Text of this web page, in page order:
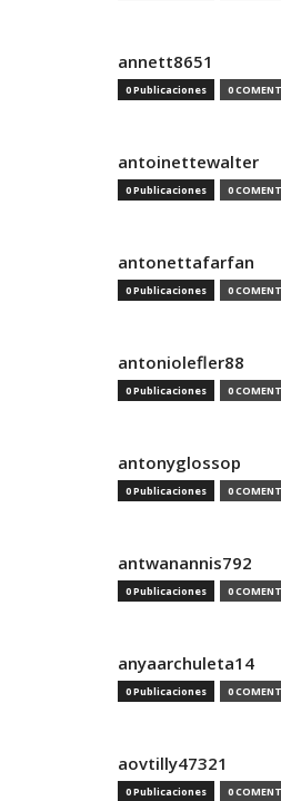
annett8651
0 Publicaciones 0
antoinettewalter
0 Publicaciones 0
antonettafarfan
0 Publicaciones 0
antoniolefler88
0 Publicaciones 0
antonyglossop
0 Publicaciones 0
antwanannis792
0 Publicaciones 0
anyaarchuleta14
0 Publicaciones 0
aovtilly47321
0 Publicaciones 0